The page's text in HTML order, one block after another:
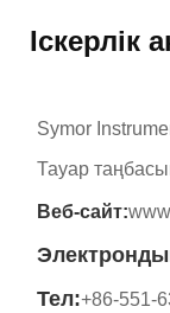
Іскерлік
Symor
Тауар
Веб-сайт:
Тел:+86-551-